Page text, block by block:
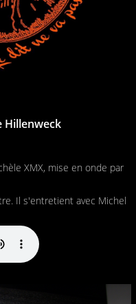
Hillenweck
XMX, mise en onde par
Il s'entretient avec Michel